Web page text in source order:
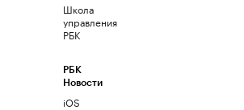
Школа
управления
РБК
РБК
Новости
iOS